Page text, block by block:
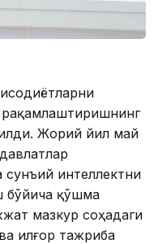
Жорий йил май
интеллектни
бўйича қўшма
мазкур соҳадаги
илғор тажриба